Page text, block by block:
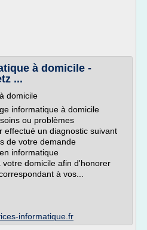
à domicile -
...
domicile
informatique à domicile
ou problèmes
effectué un diagnostic suivant
de votre demande
informatique
domicile afin d'honorer
à vos...
informatique.fr